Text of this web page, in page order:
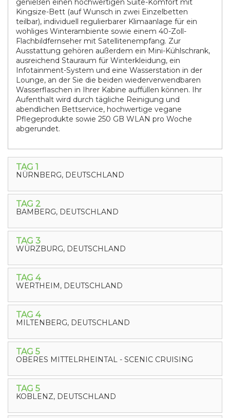
genießen einen hochwertigen Suite-Komfort mit
Kingsize-Bett (auf Wunsch in zwei Einzelbetten
teilbar), individuell regulierbarer Klimaanlage für ein
wohliges Winterambiente sowie einem 40-Zoll-
Flachbildfernseher mit Satellitenempfang. Zur
Ausstattung gehören außerdem ein Mini-Kühlschrank,
ausreichend Stauraum für Winterkleidung, ein
Infotainment-System und eine Wasserstation in der
Lounge, an der Sie die beiden wiederverwendbaren
Wasserflaschen in Ihrer Kabine auffüllen können. Ihr
Aufenthalt wird durch tägliche Reinigung und
abendlichen Bettservice, hochwertige vegane
Pflegeprodukte sowie 250 GB WLAN pro Woche
abgerundet.
TAG 1
NÜRNBERG, DEUTSCHLAND
TAG 2
BAMBERG, DEUTSCHLAND
TAG 3
WÜRZBURG, DEUTSCHLAND
TAG 4
WERTHEIM, DEUTSCHLAND
TAG 4
MILTENBERG, DEUTSCHLAND
TAG 5
OBERES MITTELRHEINTAL - SCENIC CRUISING
TAG 5
KOBLENZ, DEUTSCHLAND